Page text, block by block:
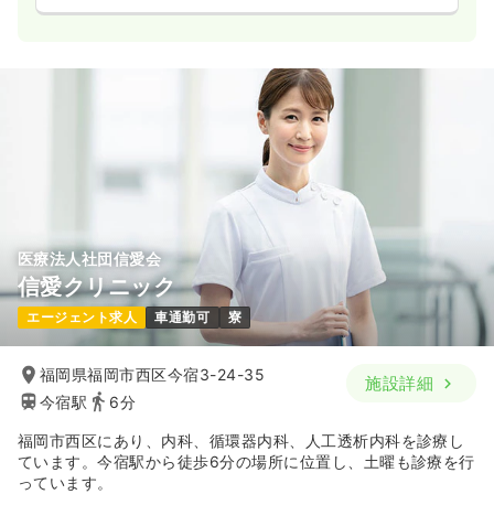
医療法人社団信愛会
信愛クリニック
エージェント求人 車通勤可 寮
福岡県福岡市西区今宿3-24-35
今宿駅
6分
施設詳細
福岡市西区にあり、内科、循環器内科、人工透析内科を診療し
ています。今宿駅から徒歩6分の場所に位置し、土曜も診療を行
っています。